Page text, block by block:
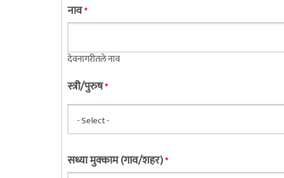
नाव*
देवनागरीतले नाव
स्त्री/पुरुष*
सध्या मुक्काम (गाव/शहर)*